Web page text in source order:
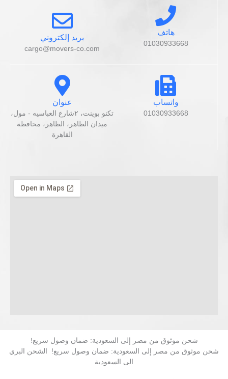
هاتف
01030933668
بريد إلكتروني
cargo@movers-co.com
واتساب
01030933668
عنوان
تكنو بوينت، ٢شارع العباسيه - مول،
ميدان الظاهر، الظاهر، محافظة
القاهرة‬
شحن موثوق من مصر إلى السعودية: ضمان وصول سريع!
شحن موثوق من مصر إلى السعودية: ضمان وصول سريع! الشحن البري
الى السعودية